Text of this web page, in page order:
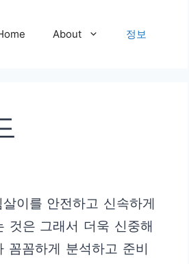
About 정보
이를 안전하고 신속하게
것은 그래서 더욱 신중해
꼼하게 분석하고 준비